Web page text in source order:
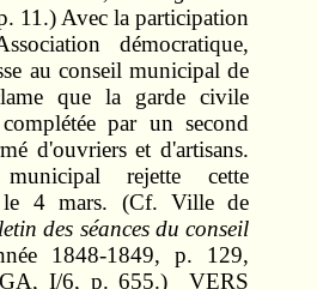
11.) Avec la participation
démocratique,
au conseil municipal de
que la garde civile
par un second
d'ouvriers et d'artisans.
rejette cette
le 4 mars. (Cf. Ville de
des séances du conseil
1848-1849, p. 129,
I/6, p. 655.) VERS